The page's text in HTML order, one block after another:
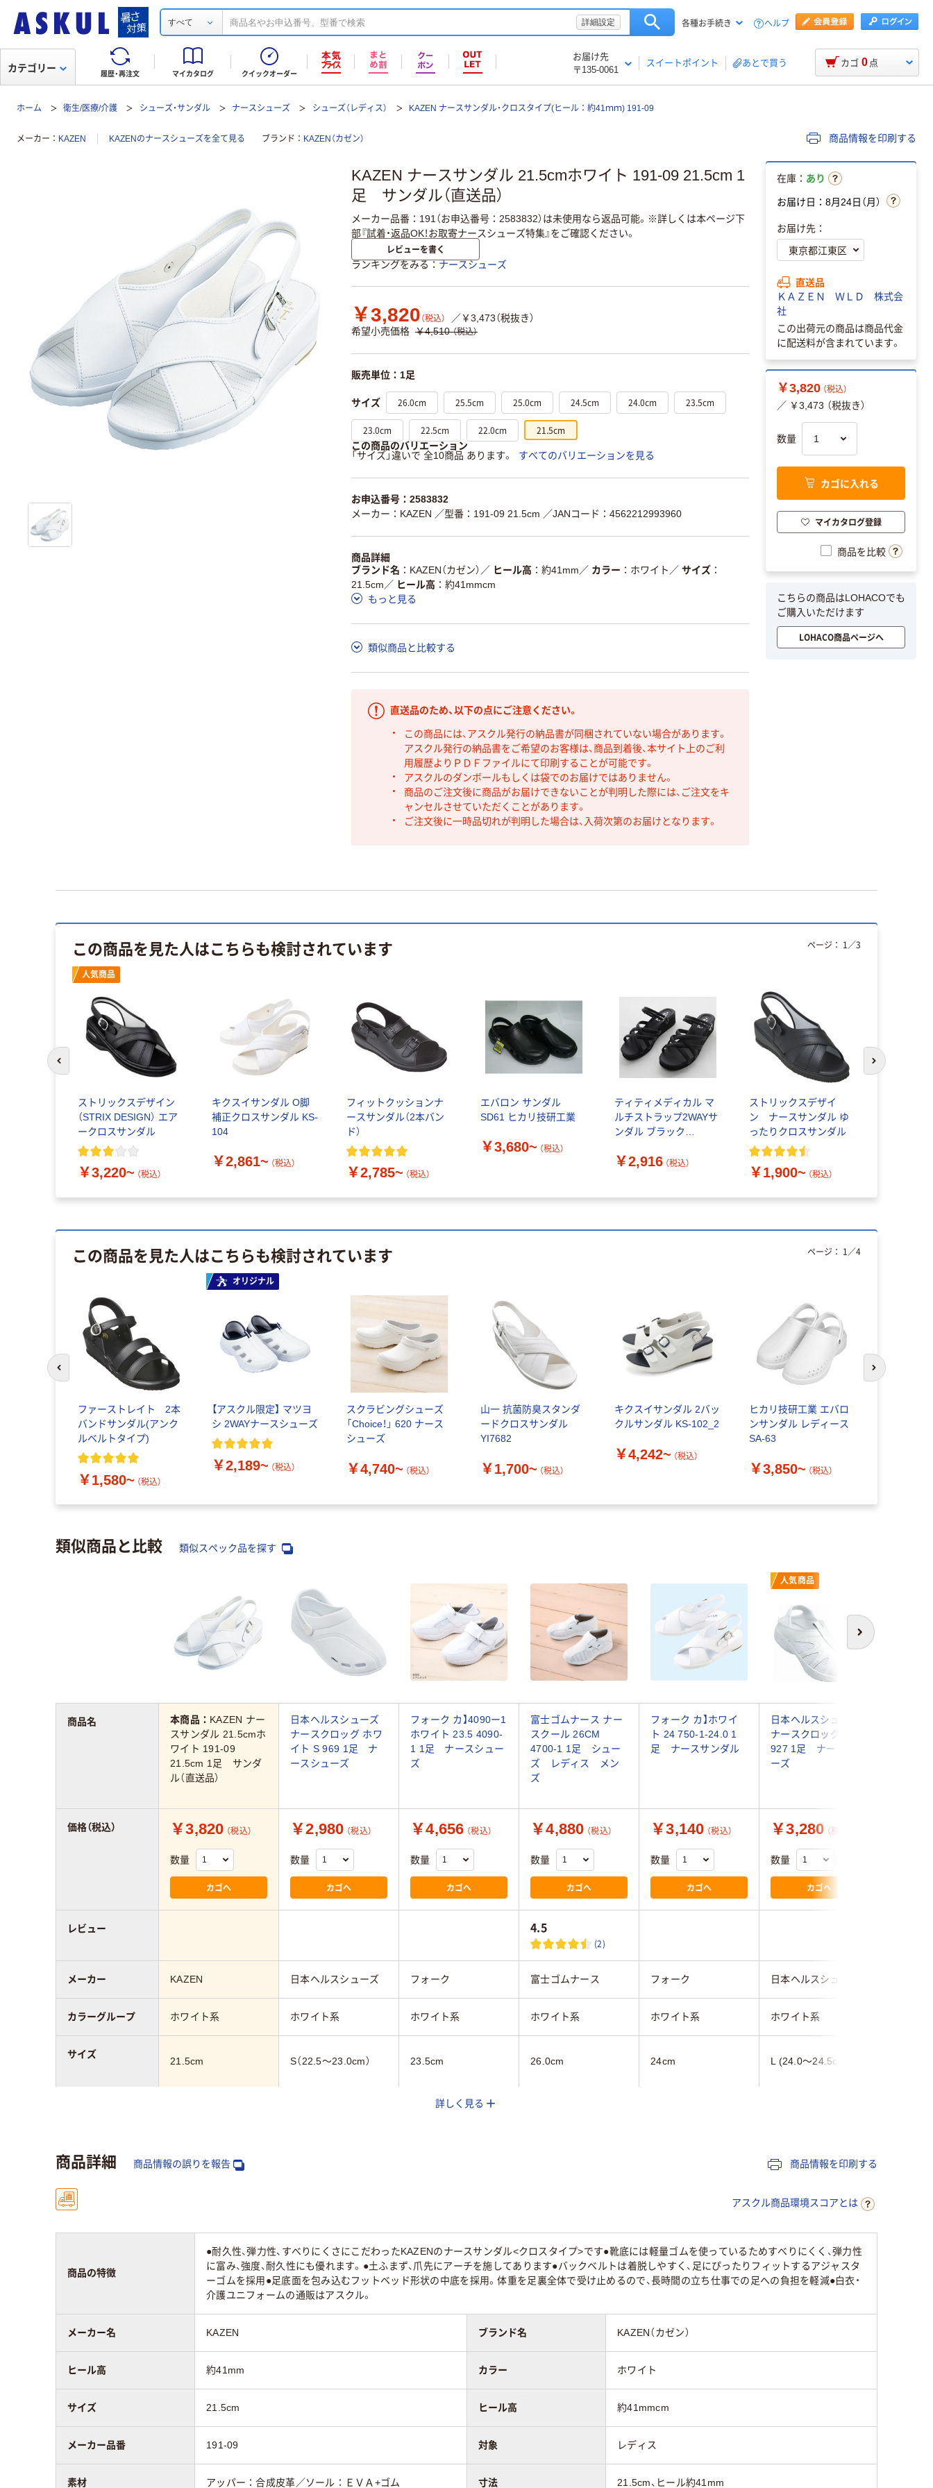
すべて 詳細設定 各種お手続き ヘルプ
履歴・再注文 マイカタログ クイックオーダー
お届け先
〒135-0061
スイートポイント あとで買う
カテゴリー カゴ 0 点
ホーム 衛生/医療/介護 シューズ・サンダル ナースシューズ シューズ（レディス） KAZEN ナースサンダル・クロスタイプ(ヒール：約41ｍｍ) 191-09
メーカー KAZEN KAZENのナースシューズを全て見る ブランド KAZEN（カゼン） 商品情報を印刷する
KAZEN ナースサンダル 21.5cmホワイト 191-09 21.5cm 1
足 サンダル（直送品）
メーカー品番：191（お申込番号：2583832）は未使用なら返品可能。※詳しくは本ページ下
部『試着・返品OK！お取寄ナースシューズ特集』をご確認ください。
レビューを書く
ランキングをみる ナースシューズ
￥3,820 （税込）
／￥3,473（税抜き）
希望小売価格 ￥4,510 （税込）
販売単位：1足
サイズ 26.0cm 25.5cm 25.0cm 24.5cm 24.0cm 23.5cm
23.0cm 22.5cm 22.0cm 21.5cm
この商品のバリエーション
「サイズ」違いで 全10商品 あります。
すべてのバリエーションを見る
お申込番号：2583832
メーカー：KAZEN ／型番：191-09 21.5cm ／JANコード：4562212993960
商品詳細
ブランド名
KAZEN（カゼン） ／ ヒール高 約41mm ／ カラー ホワイト ／ サイズ
21.5cm ／ ヒール高
約41mmcm
もっと見る
類似商品と比較する
直送品のため、以下の点にご注意ください。
この商品には、アスクル発行の納品書が同梱されていない場合があります。
アスクル発行の納品書をご希望のお客様は、商品到着後、本サイト上のご利
用履歴よりＰＤＦファイルにて印刷することが可能です。
アスクルのダンボールもしくは袋でのお届けではありません。
商品のご注文後に商品がお届けできないことが判明した際には、ご注文をキ
ャンセルさせていただくことがあります。
ご注文後に一時品切れが判明した場合は、入荷次第のお届けとなります。
在庫： あり
お届け日：8月24日（月）
お届け先：
直送品
ＫＡＺＥＮ ＷＬＤ 株式会
社
この出荷元の商品は商品代金
に配送料が含まれています。
￥3,820 （税込）
／ ￥3,473 （税抜き）
数量
カゴに入れる
マイカタログ登録
商品を比較
こちらの商品はLOHACOでも
ご購入いただけます
LOHACO商品ページへ
この商品を見た人はこちらも検討されています
人気商品
ストリックスデザイン
（STRIX DESIGN） エア
ークロスサンダル
￥3,220~ （税込）
キクスイサンダル O脚
補正クロスサンダル KS-
104
￥2,861~ （税込）
フィットクッションナ
ースサンダル（2本バン
ド）
￥2,785~ （税込）
エバロン サンダル
SD61 ヒカリ技研工業
￥3,680~ （税込）
ティティメディカル マ
ルチストラップ2WAYサ
ンダル ブラック
1足 62-9235-89（直送
￥2,916 （税込）
ストリックスデザイ
ン ナースサンダル ゆ
ったりクロスサンダル
￥1,900~ （税込）
ページ： 1 ／3
前のスライドへ 次のスライド
この商品を見た人はこちらも検討されています
ファーストレイト 2本
バンドサンダル(アンク
ルベルトタイプ)
￥1,580~ （税込）
オリジナル
【アスクル限定】 マツヨ
シ 2WAYナースシューズ
￥2,189~ （税込）
スクラビングシューズ
「Choice！」 620 ナース
シューズ
￥4,740~ （税込）
山一 抗菌防臭スタンダ
ードクロスサンダル
YI7682
￥1,700~ （税込）
キクスイサンダル 2バッ
クルサンダル KS-102_2
￥4,242~ （税込）
ヒカリ技研工業 エバロ
ンサンダル レディース
SA-63
￥3,850~ （税込）
ページ： 1 ／4
前のスライドへ 次のスライド
類似商品と比較 類似スペック品を探す
次へ
人気商品
本商品： KAZEN ナー
スサンダル 21.5cmホ
ワイト 191-09
21.5cm 1足 サンダ
ル（直送品）
日本ヘルスシューズ
ナースクロッグ ホワ
イト S 969 1足 ナ
ースシューズ
フォーク カ】4090ー1
ホワイト 23.5 4090-
1 1足 ナースシュー
ズ
富士ゴムナース ナー
スクール 26CM
4700-1 1足 シュー
ズ レディス メン
ズ
フォーク カ】ホワイ
ト 24 750-1-24.0 1
足 ナースサンダル
日本ヘルスシューズ
ナースクロッグ L
927 1足 ナースシュ
ーズ
￥3,820 （税込）
数量
カゴへ
￥2,980 （税込）
数量
カゴへ
￥4,656 （税込）
数量
カゴへ
￥4,880 （税込）
数量
カゴへ
￥3,140 （税込）
数量
カゴへ
￥3,280 （税込）
数量
カゴへ
4.5
(2)
KAZEN 日本ヘルスシューズ フォーク 富士ゴムナース フォーク 日本ヘルスシューズ
ホワイト系 ホワイト系 ホワイト系 ホワイト系 ホワイト系 ホワイト系
21.5cm S（22.5～23.0cm） 23.5cm 26.0cm 24cm L (24.0～24.5cm)
女性用
商品名
価格（税込）
レビュー
メーカー
カラーグループ
サイズ
ルの特徴
詳しく見る
商品詳細 商品情報の誤りを報告 商品情報を印刷する
アスクル商品環境スコアとは
商品の特徴
●耐久性、弾力性、すべりにくさにこだわったKAZENのナースサンダル<クロスタイプ>です●靴底には軽量ゴムを使っているためすべりにくく、弾力性
に富み、強度、耐久性にも優れます。●土ふまず、爪先にアーチを施してあります●バックベルトは着脱しやすく、足にぴったりフィットするアジャスタ
ーゴムを採用●足底面を包み込むフットベッド形状の中底を採用。体重を足裏全体で受け止めるので、長時間の立ち仕事での足への負担を軽減●白衣・
介護ユニフォームの通販はアスクル。
メーカー名 KAZEN ブランド名 KAZEN（カゼン）
ヒール高 約41mm カラー ホワイト
サイズ 21.5cm ヒール高 約41mmcm
メーカー品番 191-09 対象 レディス
素材 アッパー：合成皮革／ソール：ＥＶＡ+ゴム 寸法 21.5cm、ヒール約41mm